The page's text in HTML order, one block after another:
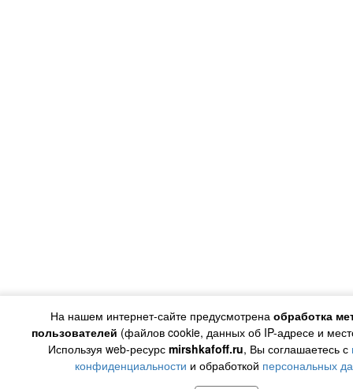
На нашем интернет-сайте предусмотрена обработка
пользователей (файлов cookie, данных об IP-адресе и
Используя web-ресурс mirshkafoff.ru, Вы соглашаетесь с
конфиденциальности и обработкой персональных